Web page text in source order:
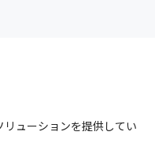
ューションを提供してい